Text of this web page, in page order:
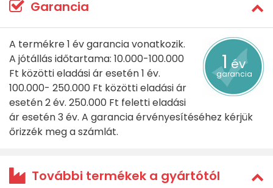
Garancia
1 év
garancia
A termékre 1 év garancia vonatkozik.
A jótállás időtartama: 10.000-100.000
Ft közötti eladási ár esetén 1 év.
100.000- 250.000 Ft közötti eladási ár
esetén 2 év. 250.000 Ft feletti eladási
ár esetén 3 év. A garancia érvényesítéséhez kérjük
őrizzék meg a számlát.
További termékek a gyártótól